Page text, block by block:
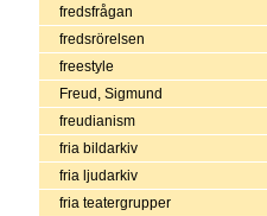
fredsfrågan
fredsrörelsen
freestyle
Freud, Sigmund
freudianism
fria bildarkiv
fria ljudarkiv
fria teatergrupper